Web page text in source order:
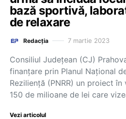
bază sportivă,
de relaxare
Redacția 7 martie 2023
Consiliul Judeţean (CJ)
finanţare prin Planul Naţional
Rezilienţă (PNRR) un proiect
150 de milioane de lei care
Vezi articolul